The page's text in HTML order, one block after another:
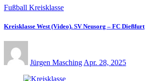
Fußball Kreisklasse
Kreisklasse West (Video). SV Neusorg – FC Dießfurt
Jürgen MaschingApr. 28, 2025